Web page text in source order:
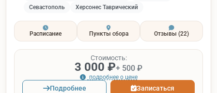
Севастополь
Херсонес Таврический
Расписание Пункты сбора Отзывы (22)
Стоимость:
3 000 ₽+ 500 ₽
подробнее о цене
Подробнее Записаться